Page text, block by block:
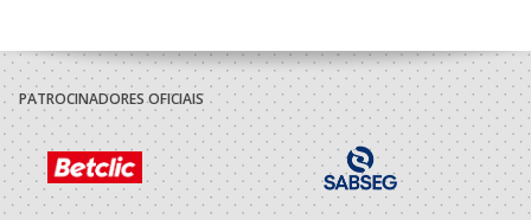
PATROCINADORES OFICIAIS